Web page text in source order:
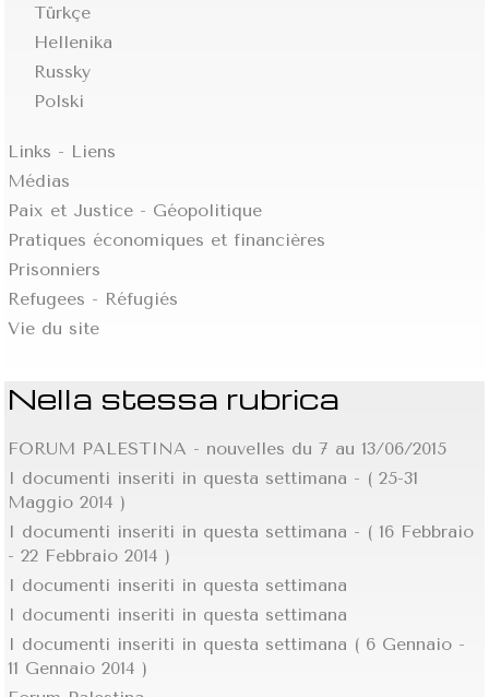
Türkçe
Hellenika
Russky
Polski
Links - Liens
Médias
Paix et Justice - Géopolitique
Pratiques économiques et financières
Prisonniers
Refugees - Réfugiés
Vie du site
Nella stessa rubrica
FORUM PALESTINA - nouvelles du 7 au 13/06/2015
I documenti inseriti in questa settimana - ( 25-31
Maggio 2014 )
I documenti inseriti in questa settimana - ( 16 Febbraio
- 22 Febbraio 2014 )
I documenti inseriti in questa settimana
I documenti inseriti in questa settimana
I documenti inseriti in questa settimana ( 6 Gennaio -
11 Gennaio 2014 )